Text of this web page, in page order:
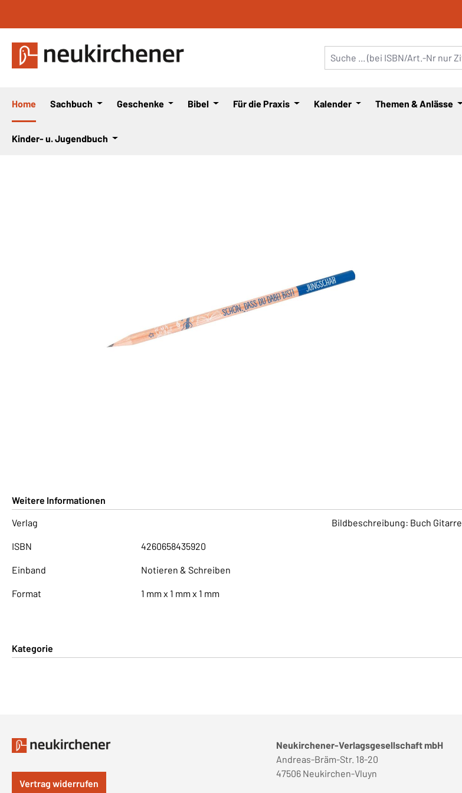
Home Sachbuch Geschenke Bibel Für die Praxis Kalender Themen & Anlässe
Kinder- u. Jugendbuch
Weitere Informationen
Verlag
ISBN 4260658435920
Einband Notieren & Schreiben
Format 1 mm x 1 mm x 1 mm
Bildbeschreibung: Buch Gitarre
Kategorie
Vertrag widerrufen
Neukirchener-Verlagsgesellschaft mbH
Andreas-Bräm-Str. 18-20
47506 Neukirchen-Vluyn